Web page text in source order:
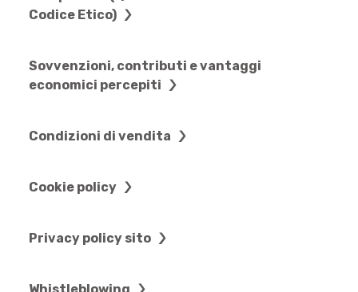
Codice Etico)
Sovvenzioni, contributi e vantaggi
economici percepiti
Condizioni di vendita
Cookie policy
Privacy policy sito